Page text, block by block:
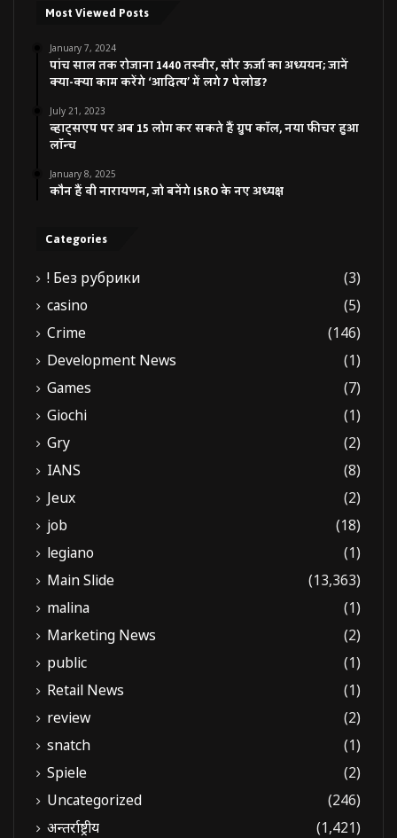
Most Viewed Posts
January 7, 2024
पांच साल तक रोजाना 1440 तस्वीर, सौर ऊर्जा का अध्ययन; जानें
क्या-क्या काम करेंगे ‘आदित्य’ में लगे 7 पेलोड?
July 21, 2023
व्हाट्सएप पर अब 15 लोग कर सकते हैं ग्रुप कॉल, नया फीचर हुआ
लॉन्च
January 8, 2025
कौन हैं वी नारायणन, जो बनेंगे ISRO के नए अध्यक्ष
Categories
! Без рубрики
(3)
casino
(5)
Crime
(146)
Development News
(1)
Games
(7)
Giochi
(1)
Gry
(2)
IANS
(8)
Jeux
(2)
job
(18)
legiano
(1)
Main Slide
(13,363)
malina
(1)
Marketing News
(2)
public
(1)
Retail News
(1)
review
(2)
snatch
(1)
Spiele
(2)
Uncategorized
(246)
अन्तर्राष्ट्रीय
(1,421)